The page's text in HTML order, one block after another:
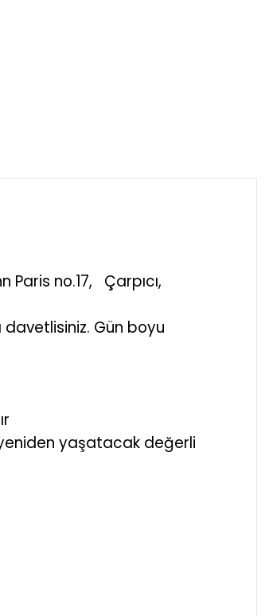
Paris no.17, Çarpıcı,
davetlisiniz. Gün boyu
yeniden yaşatacak değerli